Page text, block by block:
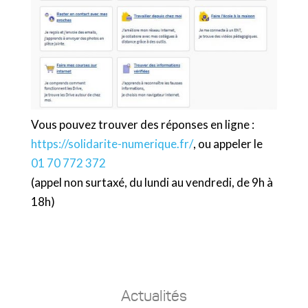
Vous pouvez trouver des réponses en ligne :
https://solidarite-numerique.fr/, ou appeler le
01 70 772 372
(appel non surtaxé, du lundi au vendredi, de 9h à
18h)
Actualités